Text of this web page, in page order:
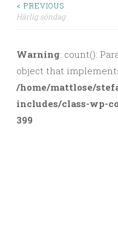
Post
< PREVIOUS
Härlig söndag
Warning: count():
object that
/home/mattlose/
includes/class-wp-
399